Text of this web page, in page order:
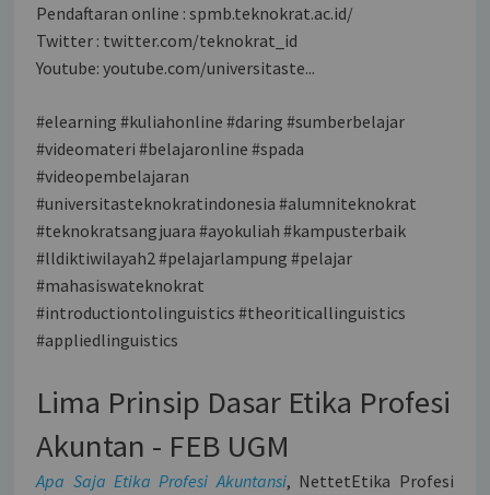
Pendaftaran online : spmb.teknokrat.ac.id/
Twitter : twitter.com/teknokrat_id
Youtube: youtube.com/universitaste...
#elearning #kuliahonline #daring #sumberbelajar
#videomateri #belajaronline #spada
#videopembelajaran
#universitasteknokratindonesia #alumniteknokrat
#teknokratsangjuara #ayokuliah #kampusterbaik
#lldiktiwilayah2 #pelajarlampung #pelajar
#mahasiswateknokrat
#introductiontolinguistics #theoriticallinguistics
#appliedlinguistics
Lima Prinsip Dasar Etika Profesi
Akuntan - FEB UGM
Apa Saja Etika Profesi Akuntansi, NettetEtika Profesi